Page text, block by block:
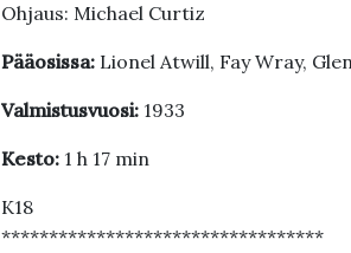
Ohjaus: Michael Curtiz
Pääosissa:Lionel Atwill, Fay Wray,
Valmistusvuosi: 1933
Kesto: 1 h 17 min
K18
**********************************